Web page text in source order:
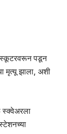
स्कूटरवरून पडून
मृत्यू झाला, अशी
स्क्वेअरला